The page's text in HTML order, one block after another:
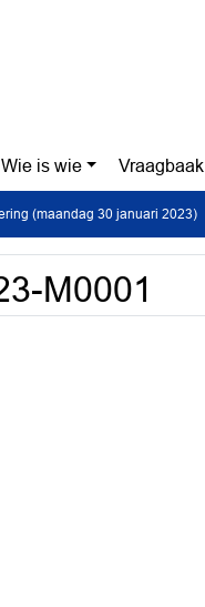
Wie is wie Vraagbaak
(maandag 30 januari 2023)
M0001